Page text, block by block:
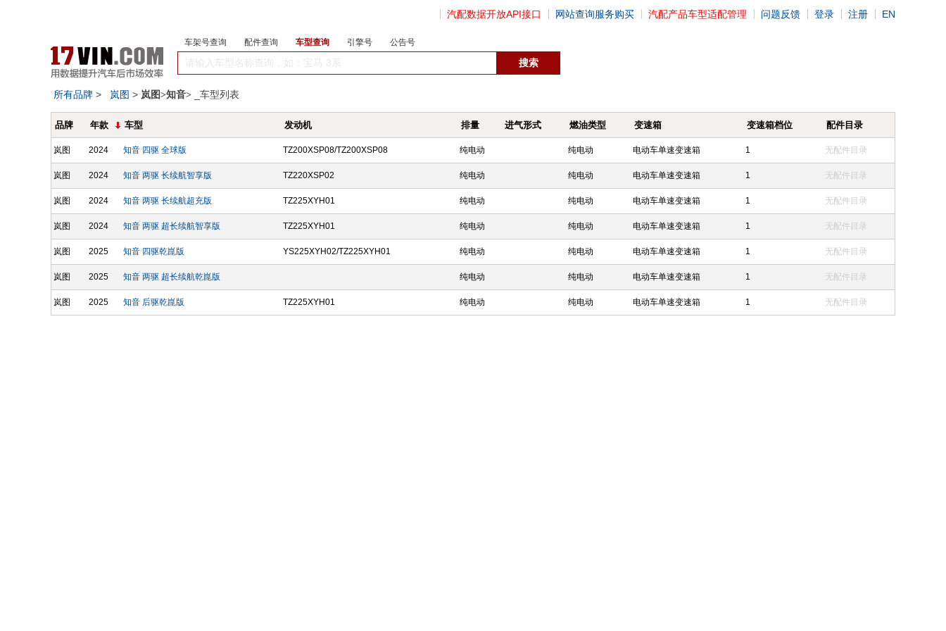
汽配数据开放API接口 网站查询服务购买 汽配产品车型适配管理 问题反馈 登录 注册 EN
车架号查询 配件查询 车型查询 引擎号 公告号
所有品牌 > 岚图 > 岚图>知音> _车型列表
品牌 年款 车型 发动机 排量 进气形式 燃油类型 变速箱 变速箱档位 配件目录
岚图 2024 知音 四驱 全球版 TZ200XSP08/TZ200XSP08 纯电动 纯电动 电动车单速变速箱 1 无配件目录
岚图 2024 知音 两驱 长续航智享版 TZ220XSP02 纯电动 纯电动 电动车单速变速箱 1 无配件目录
岚图 2024 知音 两驱 长续航超充版 TZ225XYH01 纯电动 纯电动 电动车单速变速箱 1 无配件目录
岚图 2024 知音 两驱 超长续航智享版 TZ225XYH01 纯电动 纯电动 电动车单速变速箱 1 无配件目录
岚图 2025 知音 四驱乾崑版 YS225XYH02/TZ225XYH01 纯电动 纯电动 电动车单速变速箱 1 无配件目录
岚图 2025 知音 两驱 超长续航乾崑版 纯电动 纯电动 电动车单速变速箱 1 无配件目录
岚图 2025 知音 后驱乾崑版 TZ225XYH01 纯电动 纯电动 电动车单速变速箱 1 无配件目录